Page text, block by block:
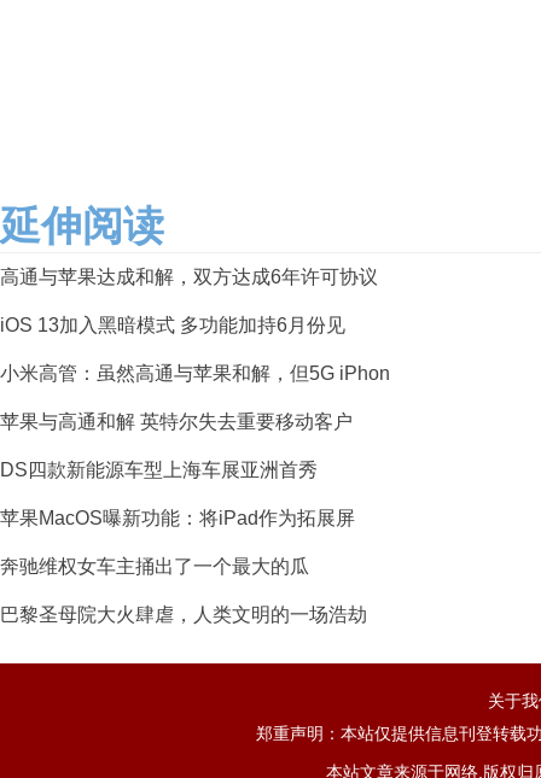
延伸阅读
高通与苹果达成和解，双方达成6年许可协议
iOS 13加入黑暗模式 多功能加持6月份见
小米高管：虽然高通与苹果和解，但5G iPhon
苹果与高通和解 英特尔失去重要移动客户
DS四款新能源车型上海车展亚洲首秀
苹果MacOS曝新功能：将iPad作为拓展屏
奔驰维权女车主捅出了一个最大的瓜
巴黎圣母院大火肆虐，人类文明的一场浩劫
关于
郑重声明：本站仅提供信息刊登转载
本站文章来源于网络,版权